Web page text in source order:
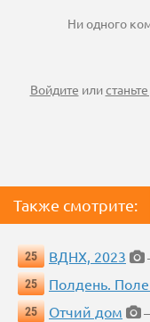
Ни одного
Войдите или
Также смотрите:
25 ВДНХ, 2023
25
Полдень.
25
Отчий дом